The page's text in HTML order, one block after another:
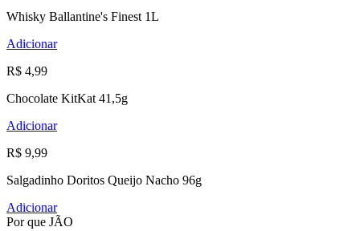
Whisky Ballantine's Finest 1L
Adicionar
R$ 4,99
Chocolate KitKat 41,5g
Adicionar
R$ 9,99
Salgadinho Doritos Queijo Nacho 96g
Adicionar
Por que JÃO